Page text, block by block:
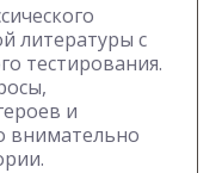
литературы с
тестирования.
и
внимательно